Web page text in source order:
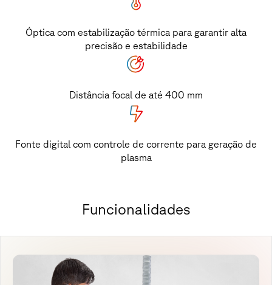
Óptica com estabilização térmica para garantir alta
precisão e estabilidade
Distância focal de até 400 mm
Fonte digital com controle de corrente para geração de
plasma
Funcionalidades